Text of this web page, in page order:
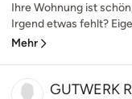
Ihre Wohnung ist
Irgend etwas fehlt?
Mehr
GUTWERK